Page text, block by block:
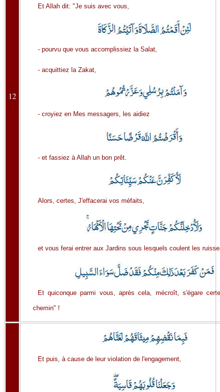
12
Et Allah dit: "Je suis avec vous,
- pourvu que vous accomplissiez la Salat,
- acquittiez la Zakat,
- croyiez en Mes messagers, les aidiez
- et fassiez à Allah un bon prêt.
Alors, certes, J'effacerai vos méfaits,
et vous ferai entrer aux Jardins sous lesquels coulent les
Et quiconque parmi vous, après cela, mécroît, s'égare
chemin" !
Et puis, à cause de leur violation de l'engagement,